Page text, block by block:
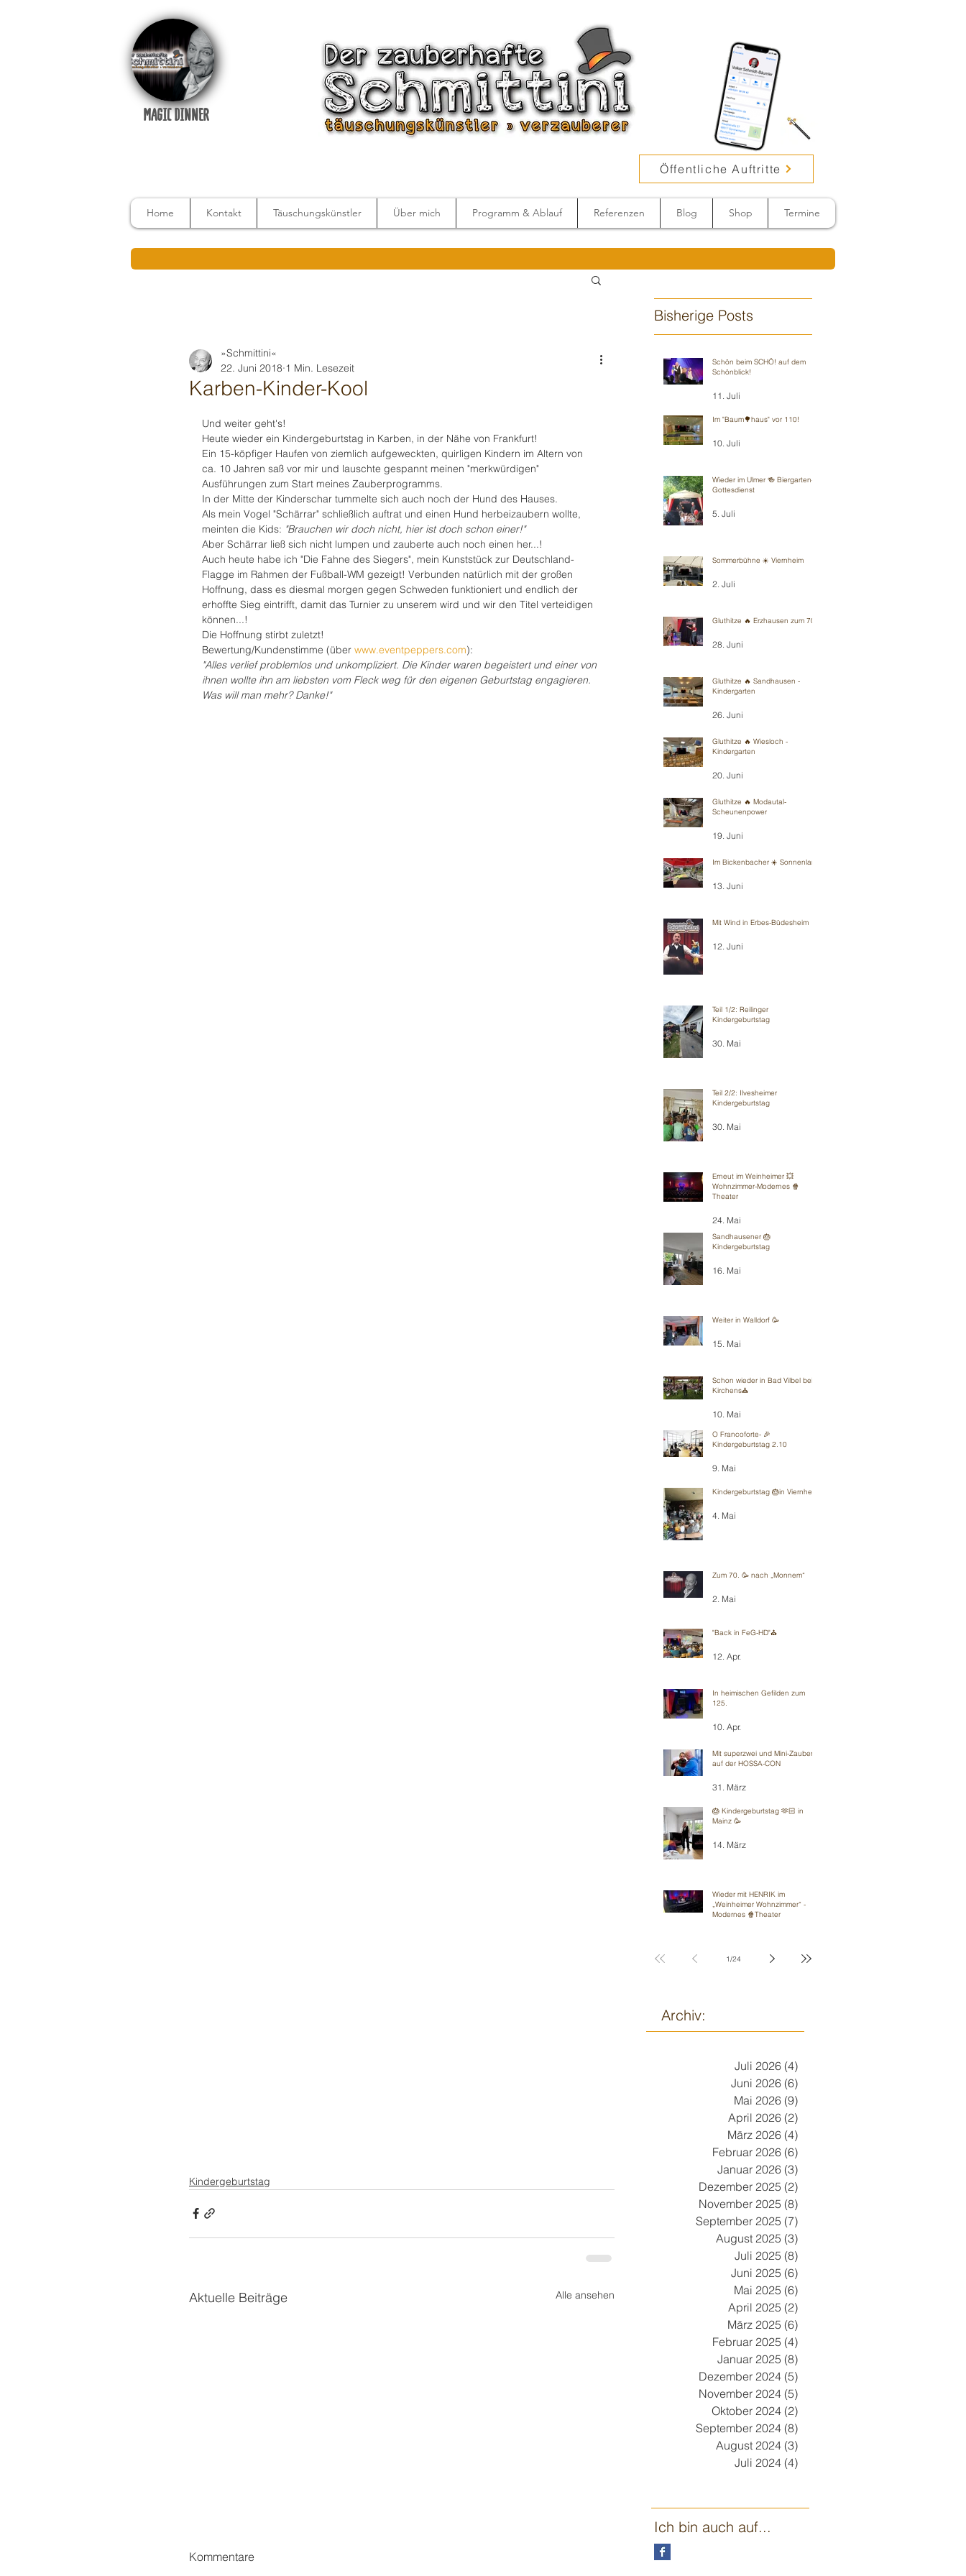
MAGIC DINNER
Öffentliche Auftritte
Home Kontakt Täuschungskünstler Über mich Programm & Ablauf Referenzen Blog Shop Termine
Karben-Kinder-Kool
»Schmittini«
22. Juni 2018 1 Min. Lesezeit
Und weiter geht's!
Heute wieder ein Kindergeburtstag in Karben, in der Nähe von Frankfurt!
Ein 15-köpfiger Haufen von ziemlich aufgeweckten, quirligen Kindern im Altern von
ca. 10 Jahren saß vor mir und lauschte gespannt meinen "merkwürdigen"
Ausführungen zum Start meines Zauberprogramms.
In der Mitte der Kinderschar tummelte sich auch noch der Hund des Hauses.
Als mein Vogel "Schärrar" schließlich auftrat und einen Hund herbeizaubern wollte,
meinten die Kids: "Brauchen wir doch nicht, hier ist doch schon einer!"
Aber Schärrar ließ sich nicht lumpen und zauberte auch noch einen her...!
Auch heute habe ich "Die Fahne des Siegers", mein Kunststück zur Deutschland-
Flagge im Rahmen der Fußball-WM gezeigt! Verbunden natürlich mit der großen
Hoffnung, dass es diesmal morgen gegen Schweden funktioniert und endlich der
erhoffte Sieg eintrifft, damit das Turnier zu unserem wird und wir den Titel verteidigen
können...!
Die Hoffnung stirbt zuletzt!
Bewertung/Kundenstimme (über www.eventpeppers.com):
"Alles verlief problemlos und unkompliziert. Die Kinder waren begeistert und einer von
ihnen wollte ihn am liebsten vom Fleck weg für den eigenen Geburtstag engagieren.
Was will man mehr? Danke!"
Kindergeburtstag
Aktuelle Beiträge Alle ansehen
Kommentare
Bisherige Posts
Schön beim SCHÖ! auf dem
Schönblick!
11. Juli
Im "Baum🌳haus" vor 110!
10. Juli
Wieder im Ulmer 🍻 Biergarten-
Gottesdienst
5. Juli
Sommerbühne ☀️ Viernheim
2. Juli
Gluthitze 🔥 Erzhausen zum 70.
28. Juni
Gluthitze 🔥 Sandhausen -
Kindergarten
26. Juni
Gluthitze 🔥 Wiesloch -
Kindergarten
20. Juni
Gluthitze 🔥 Modautal-
Scheunenpower
19. Juni
Im Bickenbacher ☀️ Sonnenland
13. Juni
Mit Wind in Erbes-Büdesheim
12. Juni
Teil 1/2: Reilinger
Kindergeburtstag
30. Mai
Teil 2/2: Ilvesheimer
Kindergeburtstag
30. Mai
Erneut im Weinheimer 💥
Wohnzimmer-Modernes 🍿
Theater
24. Mai
Sandhausener 🎂
Kindergeburtstag
16. Mai
Weiter in Walldorf 🥳
15. Mai
Schon wieder in Bad Vilbel bei
Kirchens⛪️
10. Mai
O Francoforte- 🎉
Kindergeburtstag 2.10
9. Mai
Kindergeburtstag 🎂in Viernheim
4. Mai
Zum 70. 🥳 nach „Monnem“
2. Mai
"Back in FeG-HD"⛪️
12. Apr.
In heimischen Gefilden zum
125.
10. Apr.
Mit superzwei und Mini-Zauberei
auf der HOSSA-CON
31. März
🎂 Kindergeburtstag 🫶🏻 in
Mainz 🥳
14. März
Wieder mit HENRIK im
„Weinheimer Wohnzimmer“ -
Modernes 🍿Theater
1/24
Archiv:
Juli 2026 (4)
Juni 2026 (6)
Mai 2026 (9)
April 2026 (2)
März 2026 (4)
Februar 2026 (6)
Januar 2026 (3)
Dezember 2025 (2)
November 2025 (8)
September 2025 (7)
August 2025 (3)
Juli 2025 (8)
Juni 2025 (6)
Mai 2025 (6)
April 2025 (2)
März 2025 (6)
Februar 2025 (4)
Januar 2025 (8)
Dezember 2024 (5)
November 2024 (5)
Oktober 2024 (2)
September 2024 (8)
August 2024 (3)
Juli 2024 (4)
Ich bin auch auf...